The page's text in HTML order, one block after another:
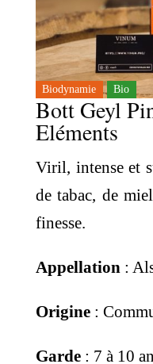
Biodynamie Bio
Bott Geyl
Eléments
Viril, intense et
de tabac, de
finesse.
Appellation:
Origine:
Garde: 7 à 10